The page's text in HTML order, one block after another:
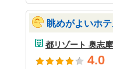
眺めがよいホテ
都リゾート 奥志
4.0